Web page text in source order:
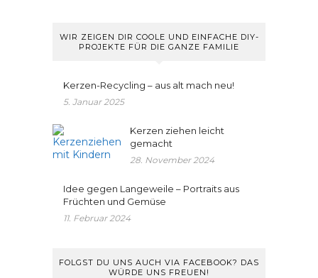
WIR ZEIGEN DIR COOLE UND EINFACHE DIY-
PROJEKTE FÜR DIE GANZE FAMILIE
Kerzen-Recycling – aus alt mach neu!
5. Januar 2025
Kerzen ziehen leicht
gemacht
28. November 2024
Idee gegen Langeweile – Portraits aus
Früchten und Gemüse
11. Februar 2024
FOLGST DU UNS AUCH VIA FACEBOOK? DAS
WÜRDE UNS FREUEN!